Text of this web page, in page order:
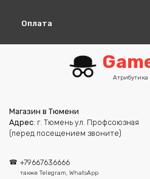
Оплата
Магазин в Тюмени
Адрес: г. Тюмень ул. Профсоюзная
(перед посещением звоните)
+79667636666
также Telegram, WhatsApp